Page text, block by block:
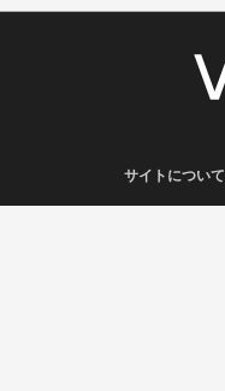
サイトについて